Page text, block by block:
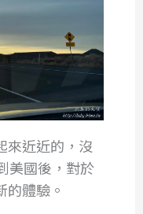
來近近的，沒
美國後，對於
的體驗。